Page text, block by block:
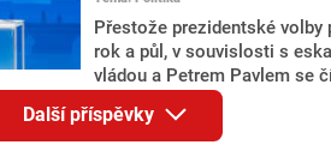
adresu vlády prý byla ještě
vrátila k volební porážce
hnutí Naše Česko Martina
Přestože prezidentské volby
rok a půl, v souvislosti s
vládou a Petrem Pavlem se
tom, koho by do bitvy o
koalice. Někteří političtí
jméno premiéra Andreje
Další příspěvky